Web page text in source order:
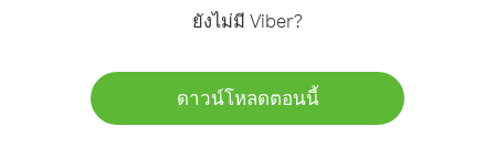
ยังไม่มี Viber?
ดาวน์โหลดตอนนี้